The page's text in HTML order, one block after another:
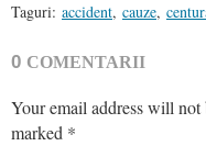
Taguri: accident, cauze,
0 COMENTARII
Your email address will not
marked *